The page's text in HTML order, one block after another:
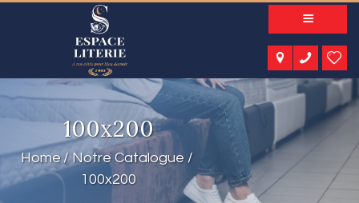
100x200
Home
Notre Catalogue
100x200
A PROPOS
NOS PRODUITS
NOTRE CATALOGUE
ESPACE KIDS
ESPACE SENIORS
ESPACE NATURE
ACTUALITÉS
CONTACT